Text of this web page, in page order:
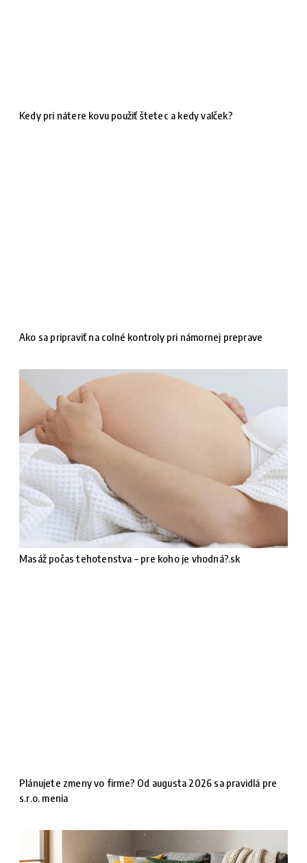
Kedy pri nátere kovu použiť štetec a kedy valček?
Ako sa pripraviť na colné kontroly pri námornej preprave
Masáž počas tehotenstva – pre koho je vhodná?.sk
Plánujete zmeny vo firme? Od augusta 2026 sa pravidlá pre
s.r.o. menia